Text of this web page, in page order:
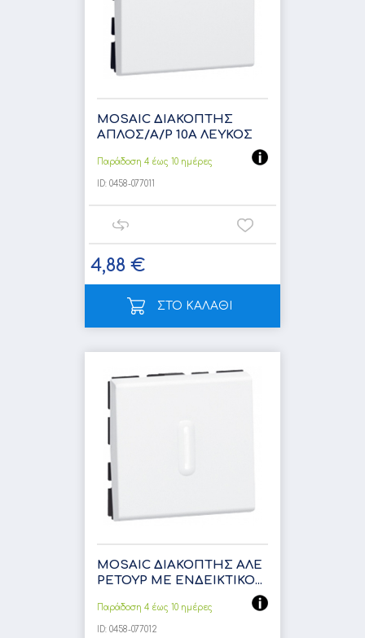
MOSAIC ΔΙΑΚΟΠΤΗΣ
ΑΠΛΟΣ/A/Ρ 10A ΛΕΥΚΟΣ
Παράδοση 4 έως 10 ημέρες
ID: 0458-077011
4,88 €
ΣΤΟ ΚΑΛΑΘΙ
MOSAIC ΔΙΑΚΟΠΤΗΣ AΛΕ
ΡΕΤΟΥΡ ΜΕ ΕΝΔΕΙΚΤΙΚΟ...
Παράδοση 4 έως 10 ημέρες
ID: 0458-077012